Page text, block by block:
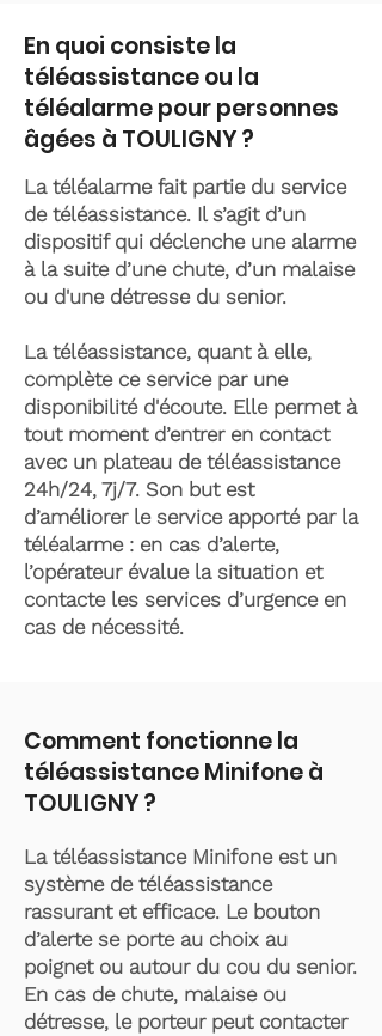
En quoi consiste la
téléassistance ou la
téléalarme pour personnes
âgées à TOULIGNY ?
La téléalarme fait partie du service
de téléassistance. Il s’agit d’un
dispositif qui déclenche une alarme
à la suite d’une chute, d’un malaise
ou d'une détresse du senior.
La téléassistance, quant à elle,
complète ce service par une
disponibilité d'écoute. Elle permet à
tout moment d’entrer en contact
avec un plateau de téléassistance
24h/24, 7j/7. Son but est
d’améliorer le service apporté par la
téléalarme : en cas d’alerte,
l’opérateur évalue la situation et
contacte les services d’urgence en
cas de nécessité.
Comment fonctionne la
téléassistance Minifone à
TOULIGNY ?
La téléassistance Minifone est un
système de téléassistance
rassurant et efficace. Le bouton
d’alerte se porte au choix au
poignet ou autour du cou du senior.
En cas de chute, malaise ou
détresse, le porteur peut contacter